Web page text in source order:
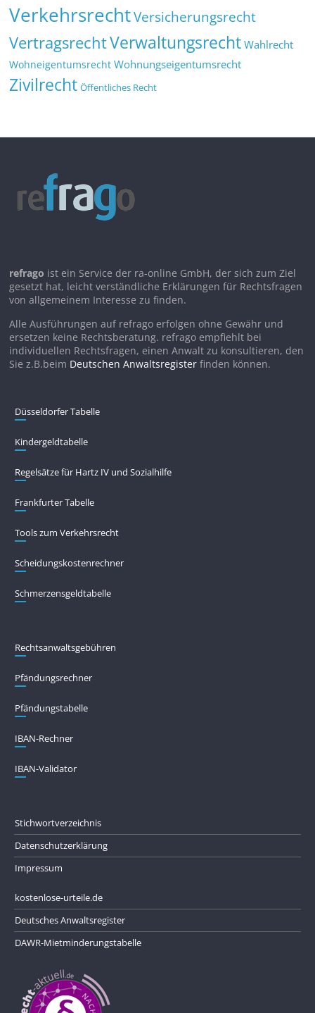
VerkehrsrechtVersicherungsrecht
VertragsrechtVerwaltungsrecht Wahlrecht
Wohneigentumsrecht Wohnungseigentumsrecht
Zivilrecht Öffentliches Recht
refrago ist ein Service der ra-online GmbH, der sich zum Ziel
gesetzt hat, leicht verständliche Erklärungen für Rechtsfragen
von allgemeinem Interesse zu finden.
Alle Ausführungen auf refrago erfolgen ohne Gewähr und
ersetzen keine Rechtsberatung. refrago empfiehlt bei
individuellen Rechtsfragen, einen Anwalt zu konsultieren, den
Sie z.B.beim Deutschen Anwaltsregister finden können.
Düsseldorfer Tabelle
Kindergeldtabelle
Regelsätze für Hartz IV und Sozialhilfe
Frankfurter Tabelle
Tools zum Verkehrsrecht
Scheidungskostenrechner
Schmerzensgeldtabelle
Rechtsanwaltsgebühren
Pfändungs­rechner
Pfändungs­tabelle
IBAN-Rechner
IBAN-Validator
Stichwortverzeichnis
Datenschutzerklärung
Impressum
kostenlose-urteile.de
Deutsches Anwaltsregister
DAWR-Mietminderungstabelle